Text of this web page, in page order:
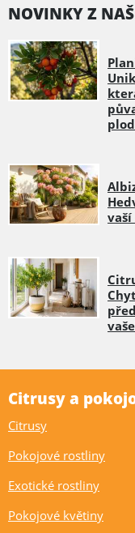
NOVINKY Z
vaší
Citrusy a
Citrusy
Pokojové rostliny
Exotické rostliny
Pokojové květiny